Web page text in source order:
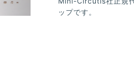
ップです。